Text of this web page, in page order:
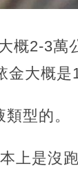
概2-3萬
大概是
型的。
上是沒跑